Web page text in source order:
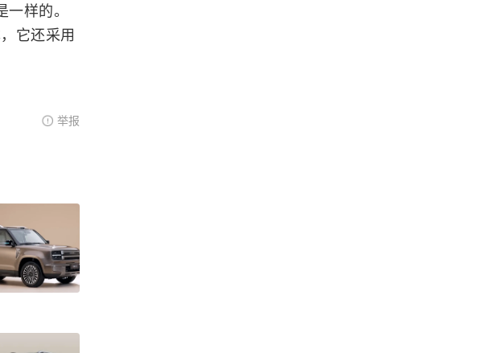
样的。
它还采用
举报